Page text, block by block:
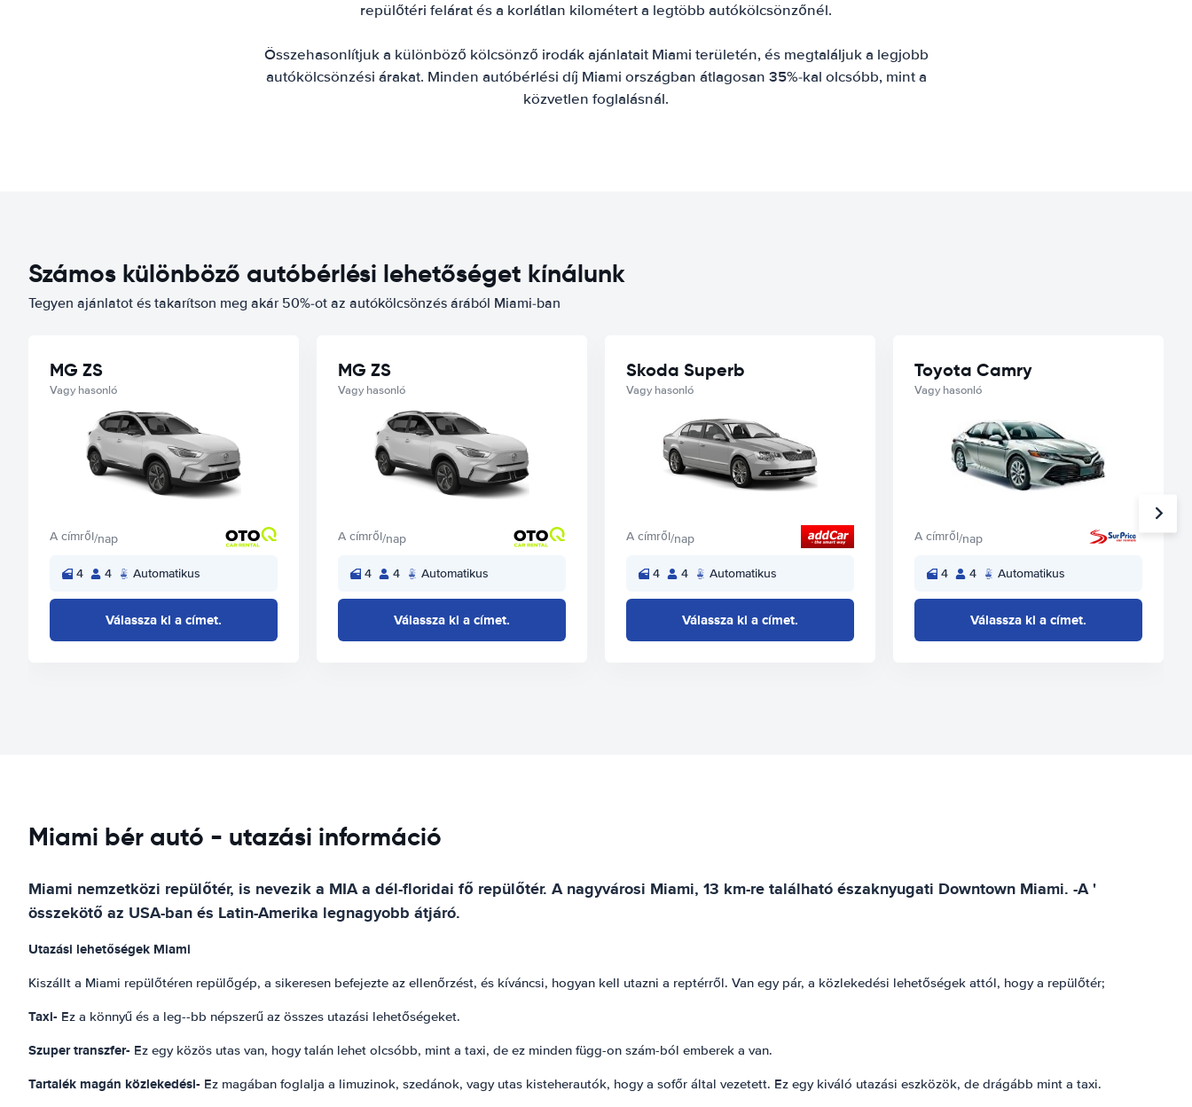
repülőtéri felárat és a korlátlan kilométert a legtöbb autókölcsönzőnél.
Összehasonlítjuk a különböző kölcsönző irodák ajánlatait Miami területén, és megtaláljuk a legjobb
autókölcsönzési árakat. Minden autóbérlési díj Miami országban átlagosan 35%-kal olcsóbb, mint a
közvetlen foglalásnál.
Számos különböző autóbérlési lehetőséget kínálunk
Tegyen ajánlatot és takarítson meg akár 50%-ot az autókölcsönzés árából Miami-ban
MG ZS
Vagy hasonló
A címről/nap
4 4 Automatikus
Válassza ki a címet.
MG ZS
Vagy hasonló
A címről/nap
4 4 Automatikus
Válassza ki a címet.
Skoda Superb
Vagy hasonló
A címről/nap
4 4 Automatikus
Válassza ki a címet.
Toyota Camry
Vagy hasonló
A címről/nap
4 4 Automatikus
Válassza ki a címet.
Miami bér autó - utazási információ
Miami nemzetközi repülőtér, is nevezik a MIA a dél-floridai fő repülőtér. A nagyvárosi Miami, 13 km-re található északnyugati Downtown Miami. -A '
összekötő az USA-ban és Latin-Amerika legnagyobb átjáró.
Utazási lehetőségek Miami
Kiszállt a Miami repülőtéren repülőgép, a sikeresen befejezte az ellenőrzést, és kíváncsi, hogyan kell utazni a reptérről. Van egy pár, a közlekedési lehetőségek attól, hogy a repülőtér;
Taxi- Ez a könnyű és a leg--bb népszerű az összes utazási lehetőségeket.
Szuper transzfer- Ez egy közös utas van, hogy talán lehet olcsóbb, mint a taxi, de ez minden függ-on szám-ból emberek a van.
Tartalék magán közlekedési- Ez magában foglalja a limuzinok, szedánok, vagy utas kisteherautók, hogy a sofőr által vezetett. Ez egy kiváló utazási eszközök, de drágább mint a taxi.